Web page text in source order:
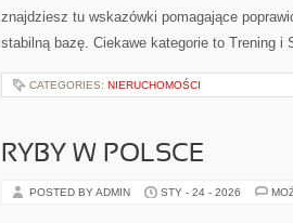
znajdziesz tu wskazówki pomagające
stabilną bazę. Ciekawe kategorie to Trening
CATEGORIES: NIERUCHOMOŚCI
RYBY W POLSCE
POSTED BY ADMIN STY - 24 - 2026